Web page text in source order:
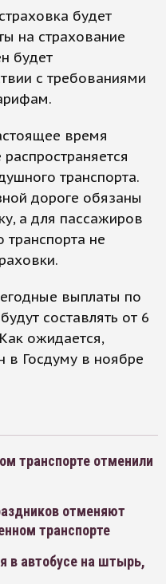
будет
на страхование
будет
с требованиями
время
транспорта.
дороге обязаны
а для пассажиров
транспорта не
выплаты по
составлять от 6
ожидается,
в Госдуму в ноябре
транспорте отменили
отменяют
транспорте
в автобусе на штырь,